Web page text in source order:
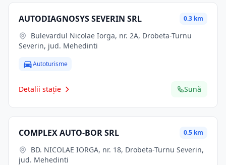
AUTODIAGNOSYS SEVERIN SRL 0.3 km
Severin, jud. Mehedinti
Autoturisme
Detalii stație Sună
COMPLEX AUTO-BOR SRL 0.5 km
jud. Mehedinti